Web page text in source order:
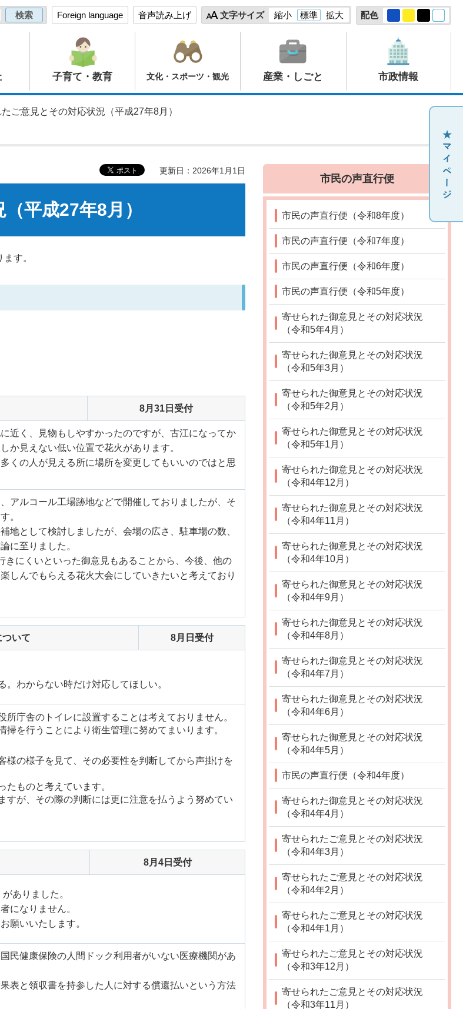
Foreign language 音声読み上げ 文字サイズ 縮小 標準 拡大 配色
子育て・教育 文化・スポーツ・観光 産業・しごと 市政情報
ご意見とその対応状況（平成27年8月）
更新日：2026年1月1日
平成27年8月）
す。
8月31日受付
近く、見物もしやすかったのですが、古江になってか
か見えない低い位置で花火があります。
くの人が見える所に場所を変更してもいいのではと思
アルコール工場跡地などで開催しておりましたが、そ
。
地として検討しましたが、会場の広さ、駐車場の数、
に至りました。
にくいといった御意見もあることから、今後、他の
しんでもらえる花火大会にしていきたいと考えており
ついて 8月日受付
わからない時だけ対応してほしい。
庁舎のトイレに設置することは考えておりません。
を行うことにより衛生管理に努めてまいります。
の様子を見て、その必要性を判断してから声掛けを
ものと考えています。
が、その際の判断には更に注意を払うよう努めてい
8月4日受付
ありました。
になりません。
願いいたします。
民健康保険の人間ドック利用者がいない医療機関があ
表と領収書を持参した人に対する償還払いという方法
市民の声直行便
市民の声直行便（令和8年度）
市民の声直行便（令和7年度）
市民の声直行便（令和6年度）
市民の声直行便（令和5年度）
寄せられた御意見とその対応状況
（令和5年4月）
寄せられた御意見とその対応状況
（令和5年3月）
寄せられた御意見とその対応状況
（令和5年2月）
寄せられた御意見とその対応状況
（令和5年1月）
寄せられた御意見とその対応状況
（令和4年12月）
寄せられた御意見とその対応状況
（令和4年11月）
寄せられた御意見とその対応状況
（令和4年10月）
寄せられた御意見とその対応状況
（令和4年9月）
寄せられた御意見とその対応状況
（令和4年8月）
寄せられた御意見とその対応状況
（令和4年7月）
寄せられた御意見とその対応状況
（令和4年6月）
寄せられた御意見とその対応状況
（令和4年5月）
市民の声直行便（令和4年度）
寄せられた御意見とその対応状況
（令和4年4月）
寄せられたご意見とその対応状況
（令和4年3月）
寄せられたご意見とその対応状況
（令和4年2月）
寄せられたご意見とその対応状況
（令和4年1月）
寄せられたご意見とその対応状況
（令和3年12月）
寄せられたご意見とその対応状況
（令和3年11月）